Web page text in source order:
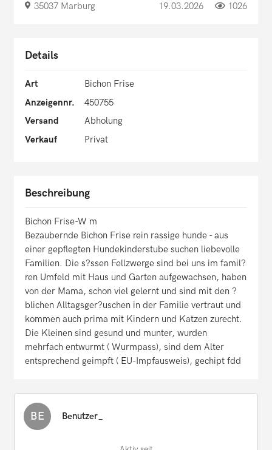
35037 Marburg 19.03.2026 1026
Details
Art
Bichon Frise
Anzeigennr.
450755
Versand
Abholung
Verkauf
Privat
Beschreibung
Bichon Frise-W m
Bezaubernde Bichon Frise rein rassige hunde - aus
einer gepflegten Hundekinderstube suchen liebevolle
Familien. Die s?ssen Fellzwerge sind bei uns im famil?
ren Umfeld mit Haus und Garten aufgewachsen, haben
von der Mama, schon viel gelernt und sind mit den ?
blichen Alltagsger?uschen in der Familie vertraut und
kommen auch prima mit Kindern und Katzen zurecht.
Die Kleinen sind gesund und munter, wurden
mehrfach entwurmt ( Wurmpass), sind dem Alter
entsprechend geimpft ( EU-Impfausweis), gechipt fdd
BE Benutzer_